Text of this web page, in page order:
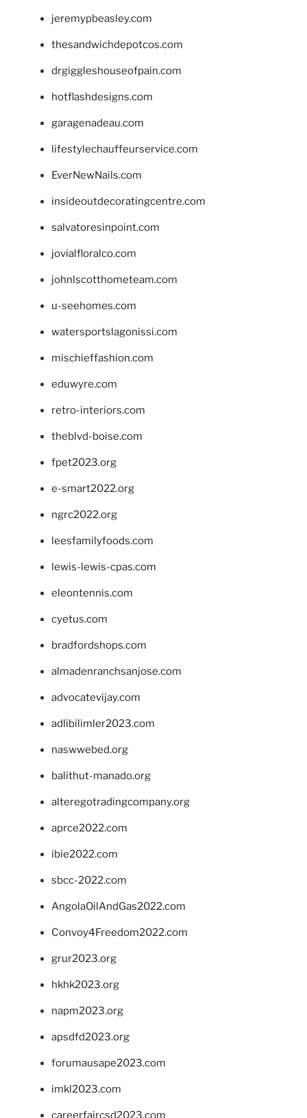
jeremypbeasley.com
thesandwichdepotcos.com
drgiggleshouseofpain.com
hotflashdesigns.com
garagenadeau.com
lifestylechauffeurservice.com
EverNewNails.com
insideoutdecoratingcentre.com
salvatoresinpoint.com
jovialfloralco.com
johnlscotthometeam.com
u-seehomes.com
watersportslagonissi.com
mischieffashion.com
eduwyre.com
retro-interiors.com
theblvd-boise.com
fpet2023.org
e-smart2022.org
ngrc2022.org
leesfamilyfoods.com
lewis-lewis-cpas.com
eleontennis.com
cyetus.com
bradfordshops.com
almadenranchsanjose.com
advocatevijay.com
adlibilimler2023.com
naswwebed.org
balithut-manado.org
alteregotradingcompany.org
aprce2022.com
ibie2022.com
sbcc-2022.com
AngolaOilAndGas2022.com
Convoy4Freedom2022.com
grur2023.org
hkhk2023.org
napm2023.org
apsdfd2023.org
forumausape2023.com
imkl2023.com
careerfaircsd2023.com